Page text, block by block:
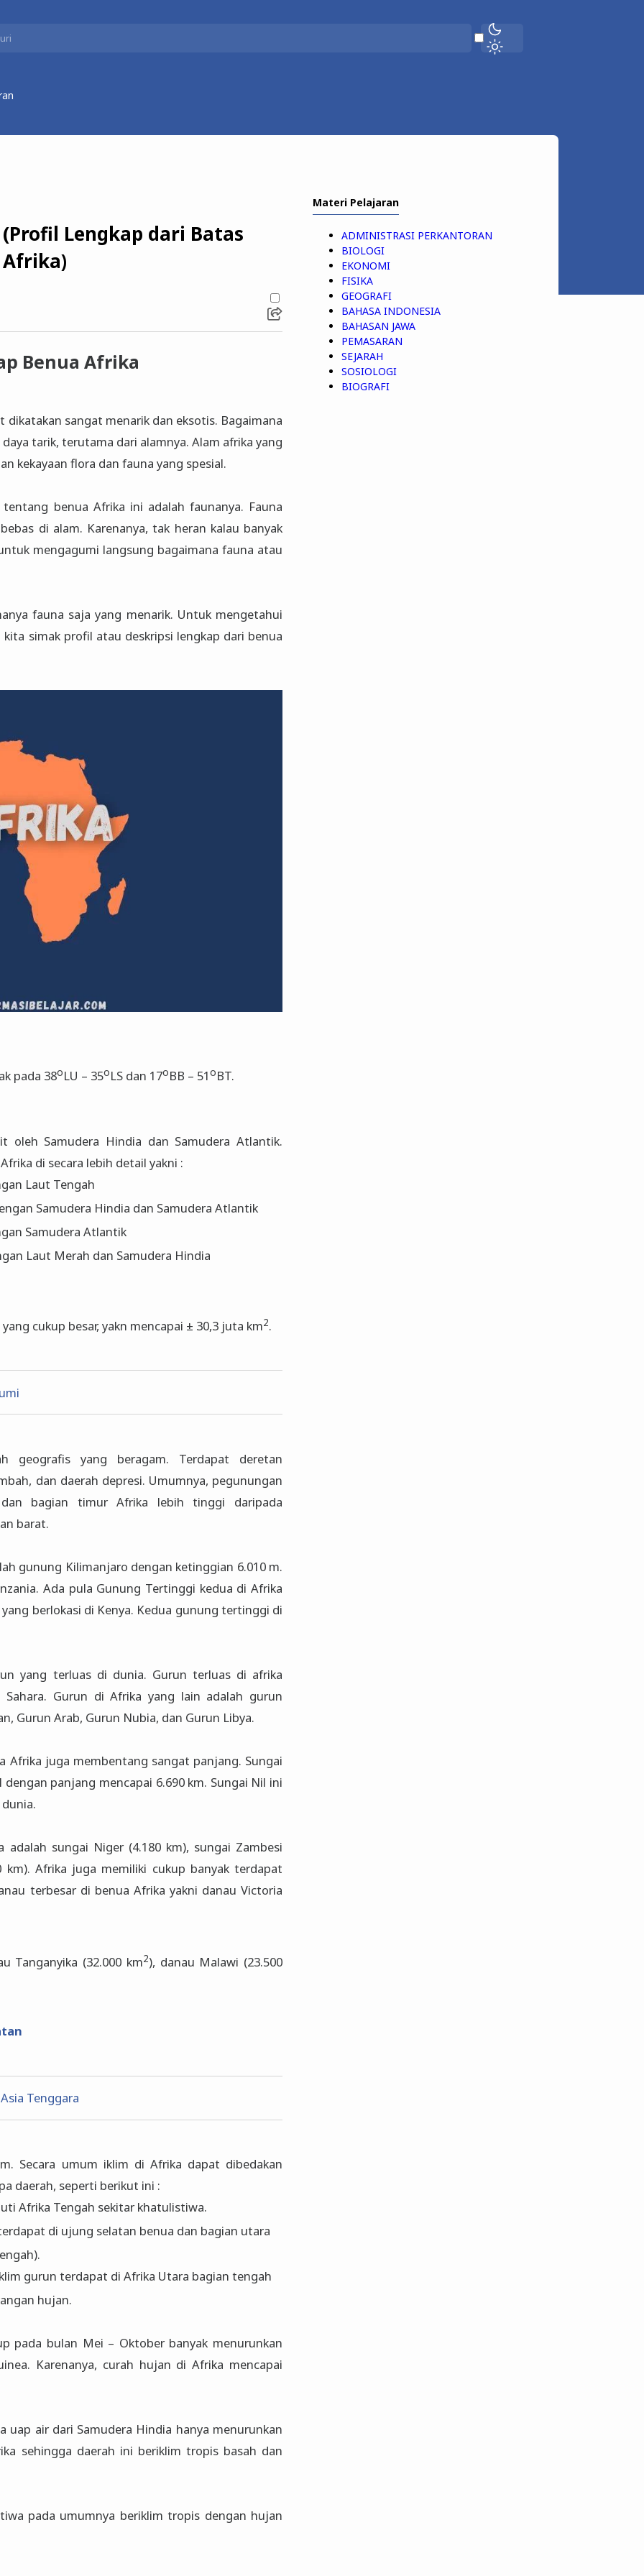
Lengkap dari Batas
Benua Afrika
dikatakan sangat menarik dan eksotis. Bagaimana
tarik, terutama dari alamnya. Alam afrika yang
kekayaan flora dan fauna yang spesial.
benua Afrika ini adalah faunanya. Fauna
di alam. Karenanya, tak heran kalau banyak
mengagumi langsung bagaimana fauna atau
fauna saja yang menarik. Untuk mengetahui
simak profil atau deskripsi lengkap dari benua
pada 38oLU – 35oLS dan 17oBB – 51oBT.
oleh Samudera Hindia dan Samudera Atlantik.
di secara lebih detail yakni :
Laut Tengah
Samudera Hindia dan Samudera Atlantik
Samudera Atlantik
Laut Merah dan Samudera Hindia
cukup besar, yakn mencapai ± 30,3 juta km2.
geografis yang beragam. Terdapat deretan
dan daerah depresi. Umumnya, pegunungan
bagian timur Afrika lebih tinggi daripada
barat.
gunung Kilimanjaro dengan ketinggian 6.010 m.
Ada pula Gunung Tertinggi kedua di Afrika
berlokasi di Kenya. Kedua gunung tertinggi di
yang terluas di dunia. Gurun terluas di afrika
Gurun di Afrika yang lain adalah gurun
Gurun Arab, Gurun Nubia, dan Gurun Libya.
Afrika juga membentang sangat panjang. Sungai
panjang mencapai 6.690 km. Sungai Nil ini
sungai Niger (4.180 km), sungai Zambesi
km). Afrika juga memiliki cukup banyak terdapat
terbesar di benua Afrika yakni danau Victoria
Tanganyika (32.000 km2), danau Malawi (23.500
Tenggara
Secara umum iklim di Afrika dapat dibedakan
daerah, seperti berikut ini :
Afrika Tengah sekitar khatulistiwa.
di ujung selatan benua dan bagian utara
gurun terdapat di Afrika Utara bagian tengah
hujan.
pada bulan Mei – Oktober banyak menurunkan
Karenanya, curah hujan di Afrika mencapai
uap air dari Samudera Hindia hanya menurunkan
sehingga daerah ini beriklim tropis basah dan
pada umumnya beriklim tropis dengan hujan
Materi Pelajaran
ADMINISTRASI PERKANTORAN
BIOLOGI
EKONOMI
FISIKA
GEOGRAFI
BAHASA INDONESIA
BAHASAN JAWA
PEMASARAN
SEJARAH
SOSIOLOGI
BIOGRAFI